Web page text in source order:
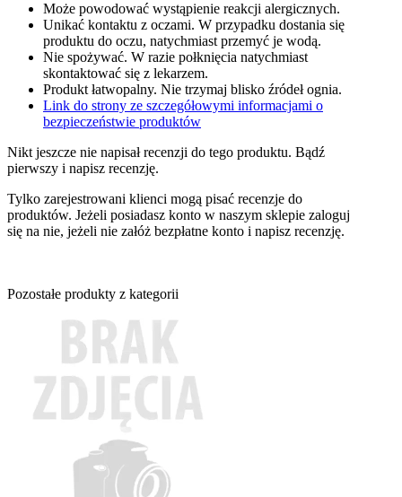
Może powodować wystąpienie reakcji alergicznych.
Unikać kontaktu z oczami. W przypadku dostania się
produktu do oczu, natychmiast przemyć je wodą.
Nie spożywać. W razie połknięcia natychmiast
skontaktować się z lekarzem.
Produkt łatwopalny. Nie trzymaj blisko źródeł ognia.
Link do strony ze szczegółowymi informacjami o
bezpieczeństwie produktów
Nikt jeszcze nie napisał recenzji do tego produktu. Bądź
pierwszy i napisz recenzję.
Tylko zarejestrowani klienci mogą pisać recenzje do
produktów. Jeżeli posiadasz konto w naszym sklepie zaloguj
się na nie, jeżeli nie załóż bezpłatne konto i napisz recenzję.
Pozostałe produkty z kategorii